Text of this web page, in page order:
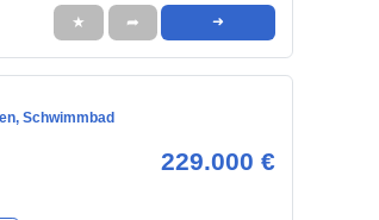
★ ➦ ➜
Schwimmbad
229.000 €